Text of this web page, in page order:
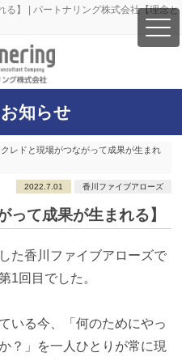
る】 | パートナリング株式会社【理念と
知らせ
クレドと現場がつながって成果が生まれ
2022.7.01 香川ファイブアローズ
って成果が生まれる】
た香川ファイブアローズで
1回目でした。
いる今、「何のためにやっ
？」を一人ひとりが常に現